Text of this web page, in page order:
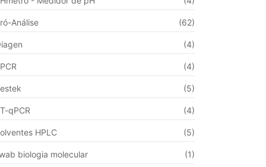
Análise (62)
(4)
(4)
(5)
qPCR (4)
HPLC (5)
biologia molecular (1)